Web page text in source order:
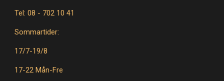
Tel: 08 - 702 10 41
Sommartider:
17/7-19/8
17-22 Mån-Fre